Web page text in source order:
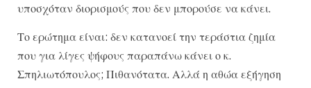
υποσχόταν διορισμούς που δεν μπορούσε να κάνει.
Το ερώτημα είναι: δεν κατανοεί την τεράστια ζημία
που για λίγες ψήφους παραπάνω κάνει ο κ.
Σπηλιωτόπουλος; Πιθανότατα. Αλλά η αθώα εξήγηση